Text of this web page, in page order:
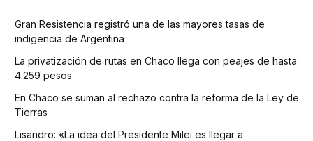
Gran Resistencia registró una de las mayores tasas de
indigencia de Argentina
La privatización de rutas en Chaco llega con peajes de hasta
4.259 pesos
En Chaco se suman al rechazo contra la reforma de la Ley de
Tierras
Lisandro: «La idea del Presidente Milei es llegar a